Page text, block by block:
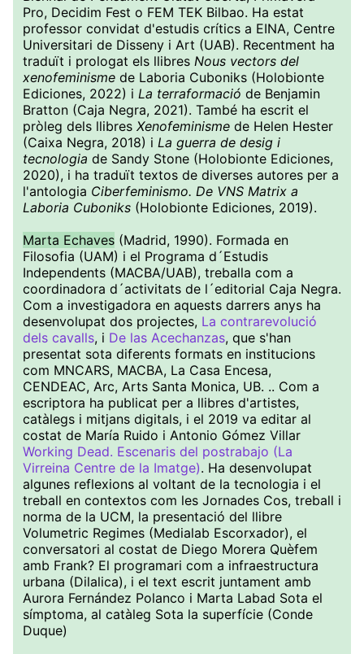
Pro, Decidim Fest o FEM TEK Bilbao. Ha estat
professor convidat d'estudis crítics a EINA, Centre
Universitari de Disseny i Art (UAB). Recentment ha
traduït i prologat els llibres Nous vectors del
xenofeminisme de Laboria Cuboniks (Holobionte
Ediciones, 2022) i La terraformació de Benjamin
Bratton (Caja Negra, 2021). També ha escrit el
pròleg dels llibres Xenofeminisme de Helen Hester
(Caixa Negra, 2018) i La guerra de desig i
tecnologia de Sandy Stone (Holobionte Ediciones,
2020), i ha traduït textos de diverses autores per a
l'antologia Ciberfeminismo. De VNS Matrix a
Laboria Cuboniks (Holobionte Ediciones, 2019).
Marta Echaves (Madrid, 1990). Formada en
Filosofia (UAM) i el Programa d´Estudis
Independents (MACBA/UAB), treballa com a
coordinadora d´activitats de l´editorial Caja Negra.
Com a investigadora en aquests darrers anys ha
desenvolupat dos projectes, La contrarevolució
dels cavalls, i De las Acechanzas, que s'han
presentat sota diferents formats en institucions
com MNCARS, MACBA, La Casa Encesa,
CENDEAC, Arc, Arts Santa Monica, UB. .. Com a
escriptora ha publicat per a llibres d'artistes,
catàlegs i mitjans digitals, i el 2019 va editar al
costat de María Ruido i Antonio Gómez Villar
Working Dead. Escenaris del postrabajo (La
Virreina Centre de la Imatge). Ha desenvolupat
algunes reflexions al voltant de la tecnologia i el
treball en contextos com les Jornades Cos, treball i
norma de la UCM, la presentació del llibre
Volumetric Regimes (Medialab Escorxador), el
conversatori al costat de Diego Morera Quèfem
amb Frank? El programari com a infraestructura
urbana (Dilalica), i el text escrit juntament amb
Aurora Fernández Polanco i Marta Labad Sota el
símptoma, al catàleg Sota la superfície (Conde
Duque)